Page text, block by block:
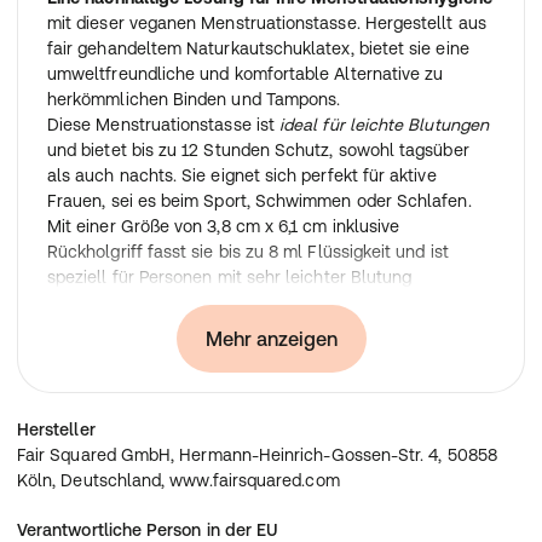
mit dieser veganen Menstruationstasse. Hergestellt aus
fair gehandeltem Naturkautschuklatex, bietet sie eine
umweltfreundliche und komfortable Alternative zu
herkömmlichen Binden und Tampons.
Diese Menstruationstasse ist ideal für leichte Blutungen
und bietet bis zu 12 Stunden Schutz, sowohl tagsüber
als auch nachts. Sie eignet sich perfekt für aktive
Frauen, sei es beim Sport, Schwimmen oder Schlafen.
Mit einer Größe von 3,8 cm x 6,1 cm inklusive
Rückholgriff fasst sie bis zu 8 ml Flüssigkeit und ist
speziell für Personen mit sehr leichter Blutung
biologisch abbaubare Naturkautschuk
Weichheit und Flexibilität, wodurch die Tasse leicht
einzuführen und bequem zu tragen ist. Die
Reduzierung von Abfall bei und eliminiert die Sorgen um
unangenehme Gerüche und hohe Kosten.
Durch den Kauf dieser Menstruationstasse unterstützen
Plantagenarbeitern in den Anbauländern zugutekommen.
Mehr anzeigen
Hersteller
Fair Squared GmbH, Hermann-Heinrich-Gossen-Str. 4, 50858
Köln, Deutschland, www.fairsquared.com
Verantwortliche Person in der EU